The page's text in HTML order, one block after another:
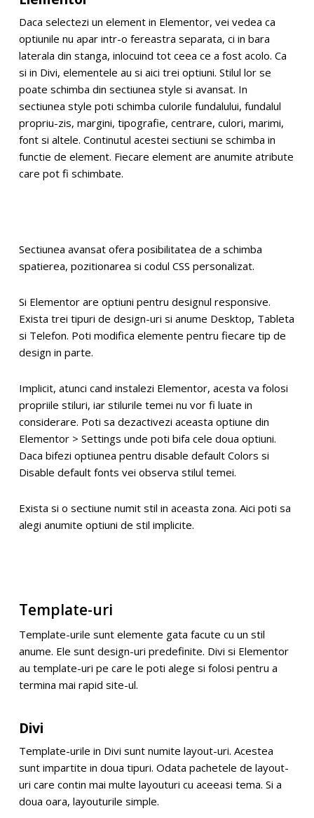
Daca selectezi un element in Elementor, vei vedea ca
optiunile nu apar intr-o fereastra separata, ci in bara
laterala din stanga, inlocuind tot ceea ce a fost acolo. Ca
si in Divi, elementele au si aici trei optiuni. Stilul lor se
poate schimba din sectiunea style si avansat. In
sectiunea style poti schimba culorile fundalului, fundalul
propriu-zis, margini, tipografie, centrare, culori, marimi,
font si altele. Continutul acestei sectiuni se schimba in
functie de element. Fiecare element are anumite atribute
care pot fi schimbate.
Sectiunea avansat ofera posibilitatea de a schimba
spatierea, pozitionarea si codul CSS personalizat.
Si Elementor are optiuni pentru designul responsive.
Exista trei tipuri de design-uri si anume Desktop, Tableta
si Telefon. Poti modifica elemente pentru fiecare tip de
design in parte.
Implicit, atunci cand instalezi Elementor, acesta va folosi
propriile stiluri, iar stilurile temei nu vor fi luate in
considerare. Poti sa dezactivezi aceasta optiune din
Elementor > Settings unde poti bifa cele doua optiuni.
Daca bifezi optiunea pentru disable default Colors si
Disable default fonts vei observa stilul temei.
Exista si o sectiune numit stil in aceasta zona. Aici poti sa
alegi anumite optiuni de stil implicite.
Template-uri
Template-urile sunt elemente gata facute cu un stil
anume. Ele sunt design-uri predefinite. Divi si Elementor
au template-uri pe care le poti alege si folosi pentru a
termina mai rapid site-ul.
Divi
Template-urile in Divi sunt numite layout-uri. Acestea
sunt impartite in doua tipuri. Odata pachetele de layout-
uri care contin mai multe layouturi cu aceeasi tema. Si a
doua oara, layouturile simple.